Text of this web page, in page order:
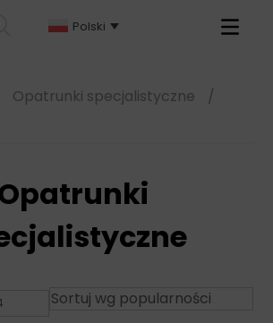
Polski
Primary
Opatrunki specjalistyczne
/